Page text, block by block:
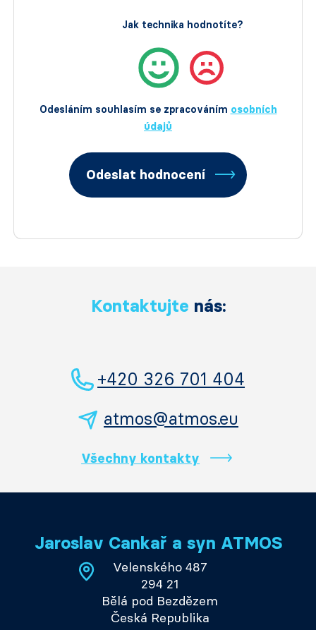
Odesláním souhlasím se zpracováním osobních
údajů
Jak technika hodnotíte?
Odeslat hodnocení
Kontaktujte nás:
+420 326 701 404
atmos@atmos.eu
Všechny kontakty
Jaroslav Cankař a syn ATMOS
Velenského 487
294 21
Bělá pod Bezdězem
Česká Republika